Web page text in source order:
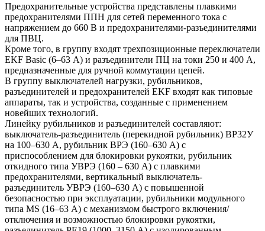
Предохранительные устройства представлены плавкими
предохранителями ППН для сетей переменного тока с
напряжением до 660 В и предохранителями-разъединителями
для ПВЦ.
Кроме того, в группу входят трехпозиционные переключатели
EKF Basic (6–63 А) и разъединители ПЦ на токи 250 и 400 А,
предназначенные для ручной коммутации цепей.
В группу выключателей нагрузки, рубильников,
разъединителей и предохранителей EKF входят как типовые
аппараты, так и устройства, созданные с применением
новейших технологий.
Линейку рубильников и разъединителей составляют:
выключатель-разъединитель (перекидной рубильник) ВР32У
на 100–630 А, рубильник ВРЭ (160–630 А) с
приспособлением для блокировки рукоятки, рубильник
откидного типа УВРЭ (160 – 630 А) с плавкими
предохранителями, вертикальный выключатель-
разъединитель УВРЭ (160–630 А) с повышенной
безопасностью при эксплуатации, рубильники модульного
типа MS (16–63 А) с механизмом быстрого включения/
отключения и возможностью блокировки рукоятки,